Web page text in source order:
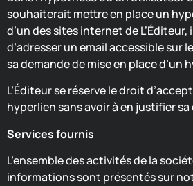
souhaiterait mettre en place un
d’un des sites internet de
d’adresser un email accessible sur
sa demande de mise en place d’un
L’Éditeur se réserve le droit
hyperlien sans avoir à en justifier
Services fournis
L’ensemble des activités de la
informations sont présentés sur